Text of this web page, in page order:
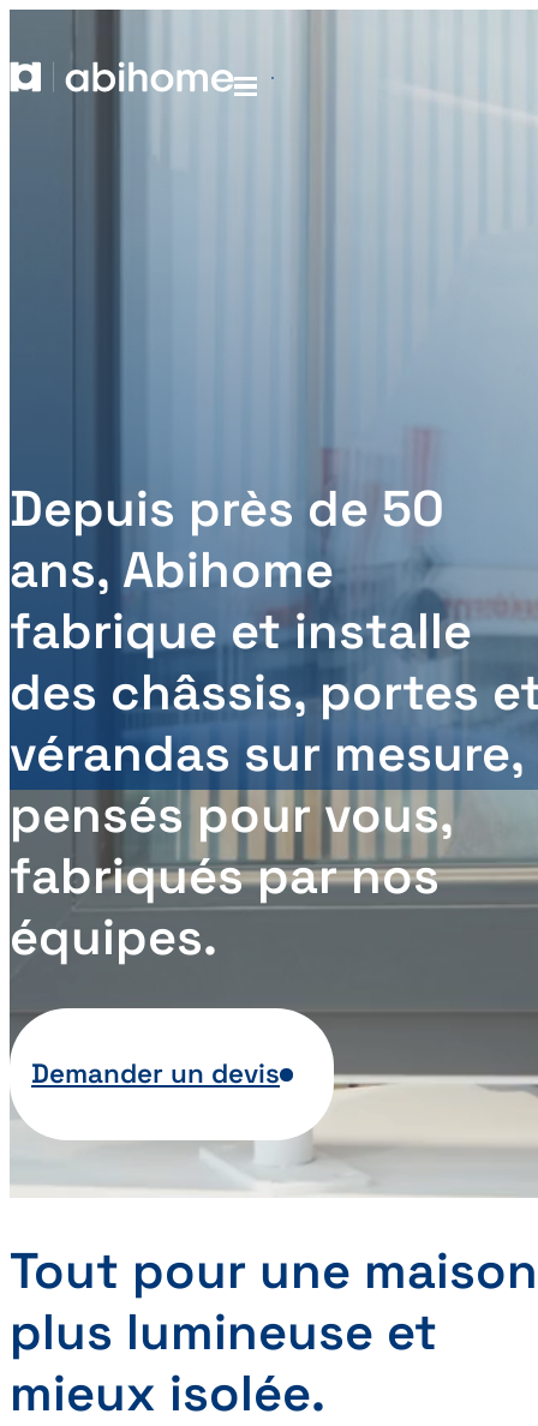
PASSER AU CONTENU
Abihome
Depuis près de 50
ans, Abihome
fabrique et installe
des châssis, portes
vérandas sur mesure,
pensés pour vous,
fabriqués par nos
équipes.
Demander un devis
Tout pour une maison
plus lumineuse et
mieux isolée.